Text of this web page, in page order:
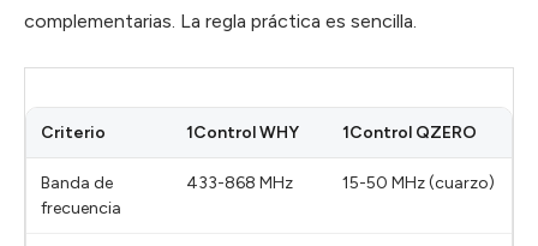
complementarias. La regla práctica es sencilla.
Criterio 1Control WHY 1Control QZERO
Banda de
frecuencia
433-868 MHz 15-50 MHz (cuarzo)